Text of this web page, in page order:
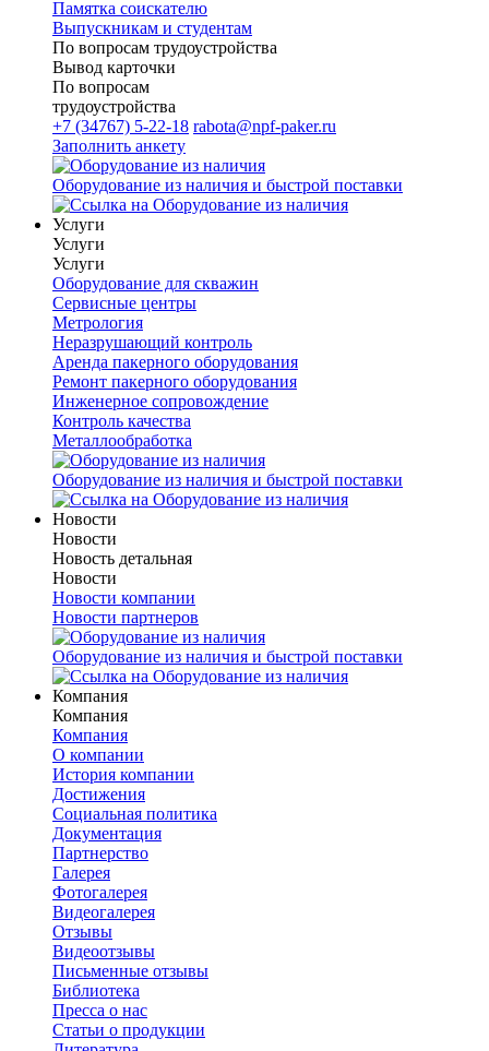
Памятка соискателю
Выпускникам и студентам
По вопросам трудоустройства
Вывод карточки
По вопросам
трудоустройства
+7 (34767) 5-22-18 rabota@npf-paker.ru
Заполнить анкету
Оборудование из наличия и быстрой поставки
Услуги
Услуги
Услуги
Оборудование для скважин
Сервисные центры
Метрология
Неразрушающий контроль
Аренда пакерного оборудования
Ремонт пакерного оборудования
Инженерное сопровождение
Контроль качества
Металлообработка
Оборудование из наличия и быстрой поставки
Новости
Новости
Новость детальная
Новости
Новости компании
Новости партнеров
Оборудование из наличия и быстрой поставки
Компания
Компания
Компания
О компании
История компании
Достижения
Социальная политика
Документация
Партнерство
Галерея
Фотогалерея
Видеогалерея
Отзывы
Видеоотзывы
Письменные отзывы
Библиотека
Пресса о нас
Статьи о продукции